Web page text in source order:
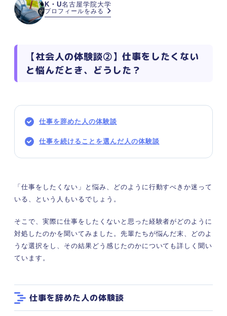
K・U名古屋学院大学
プロフィールをみる
【社会人の体験談②】仕事をしたくない
と悩んだとき、どうした？
仕事を辞めた人の体験談
仕事を続けることを選んだ人の体験談
「仕事をしたくない」と悩み、どのように行動すべきか迷って
いる、という人もいるでしょう。
そこで、実際に仕事をしたくないと思った経験者がどのように
対処したのかを聞いてみました。先輩たちが悩んだ末、どのよ
うな選択をし、その結果どう感じたのかについても詳しく聞い
ています。
仕事を辞めた人の体験談